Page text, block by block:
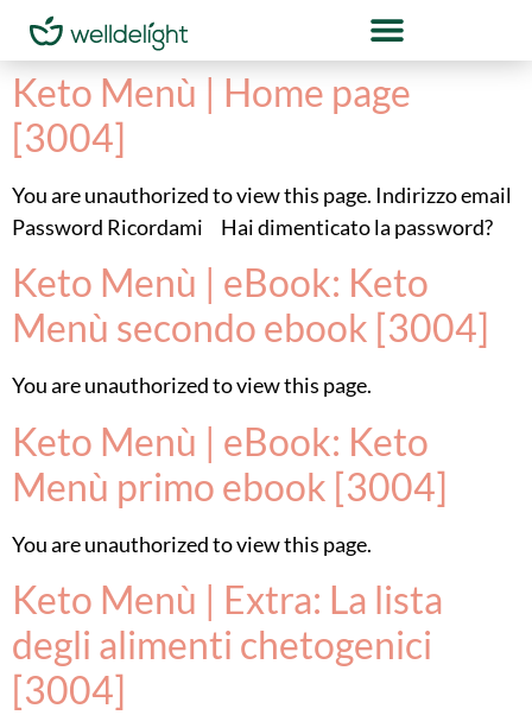
Keto Menù | Home page
[3004]
You are unauthorized to view this page. Indirizzo email
Password Ricordami Hai dimenticato la password?
Keto Menù | eBook: Keto
Menù secondo ebook [3004]
You are unauthorized to view this page.
Keto Menù | eBook: Keto
Menù primo ebook [3004]
You are unauthorized to view this page.
Keto Menù | Extra: La lista
degli alimenti chetogenici
[3004]